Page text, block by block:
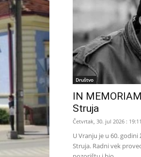
Društvo
IN
Struja
Četvrtak, 30. jul 2026 : 19:11
U Vranju je u 60.
Struja. Radni vek